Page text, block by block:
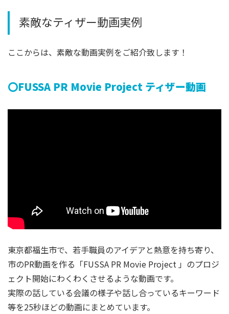
素敵なティザー動画実例
ここからは、素敵な動画実例をご紹介致します！
〇FUSSA PR Movie Project ティザー動画
東京都福生市で、若手職員のアイデアと熱意を持ち寄り、
市のPR動画を作る「FUSSA PR Movie Project 」のプロジ
ェクト開始にわくわくさせるような動画です。
実際の話している会議の様子や話し合っているキーワード
等を25秒ほどの動画にまとめています。